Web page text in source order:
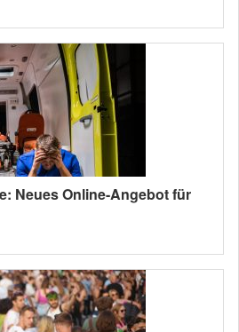
Neues Online-Angebot für